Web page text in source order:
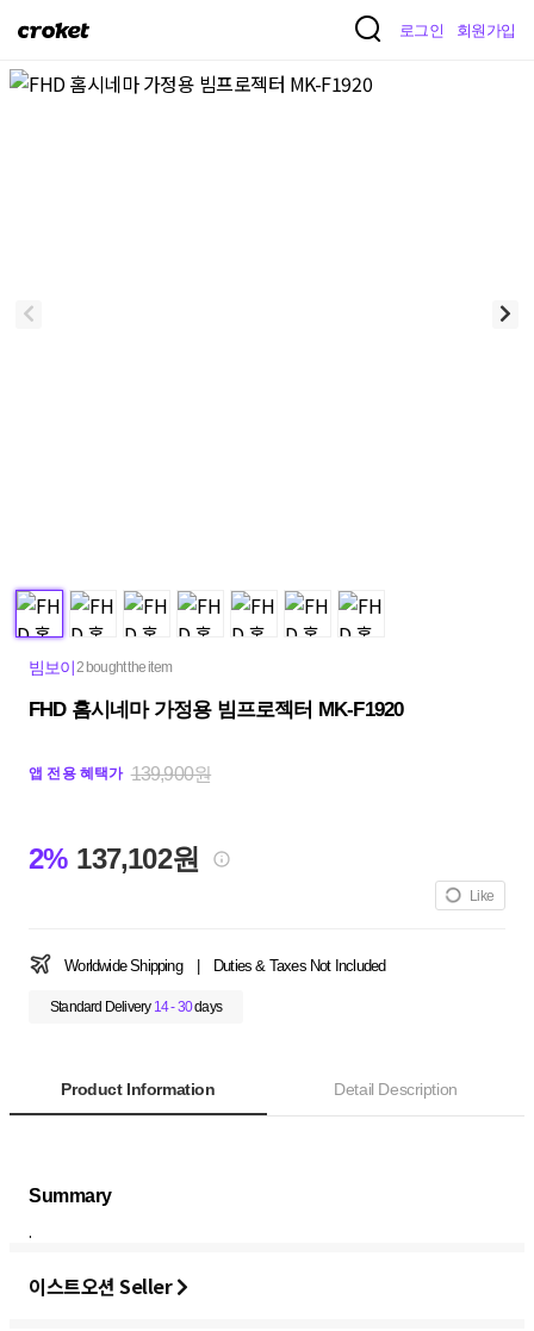
크
켓
로그인 회원가입
빔보이 2 bought the item
FHD 홈시네마 가정용 빔프로젝터 MK-F1920
앱 전용 혜택가 139,900원
2% 137,102원
Like
Worldwide Shipping Duties & Taxes Not Included
Standard Delivery 14 - 30days
Product Information Detail Description
Summary
.
이스트오션 Seller